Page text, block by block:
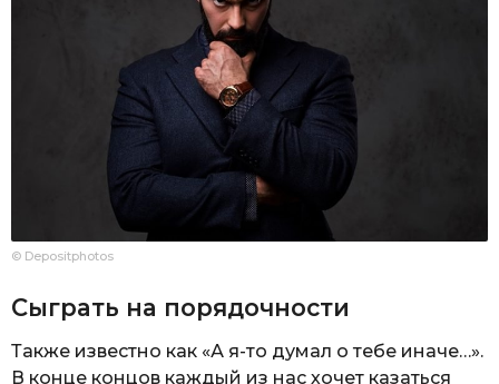
© Depositphotos
Сыграть на порядочности
Также известно как «А я-то думал о тебе иначе…».
В конце концов каждый из нас хочет казаться